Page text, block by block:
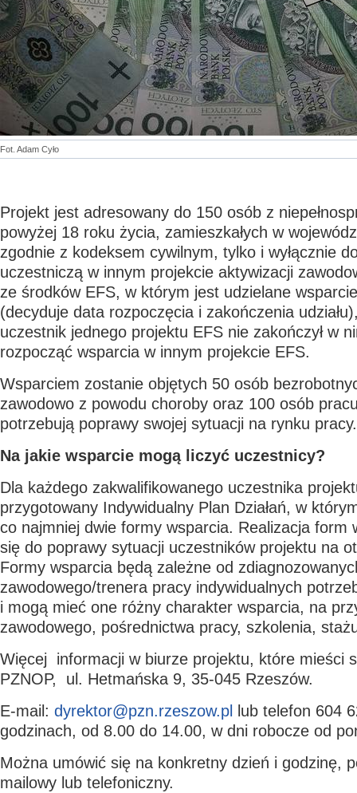
Fot. Adam Cyło
Projekt jest adresowany do 150 osób z
powyżej 18 roku życia, zamieszkałych w
zgodnie z kodeksem cywilnym, tylko i wyłącznie
uczestniczą w innym projekcie aktywizacji
ze środków EFS, w którym jest udzielane
(decyduje data rozpoczęcia i zakończenia
uczestnik jednego projektu EFS nie zakończył w
rozpocząć wsparcia w innym projekcie EFS.
Wsparciem zostanie objętych 50 osób
zawodowo z powodu choroby oraz 100 osób
potrzebują poprawy swojej sytuacji na rynku pracy.
Na jakie wsparcie mogą liczyć uczestnicy?
Dla każdego zakwalifikowanego uczestnika
przygotowany Indywidualny Plan Działań, w
co najmniej dwie formy wsparcia. Realizacja form
się do poprawy sytuacji uczestników projektu na
Formy wsparcia będą zależne od
zawodowego/trenera pracy indywidualnych
i mogą mieć one różny charakter wsparcia, na
zawodowego, pośrednictwa pracy, szkolenia,
Więcej informacji w biurze projektu, które mieści
PZNOP, ul. Hetmańska 9, 35-045 Rzeszów.
E-mail: dyrektor@pzn.rzeszow.pl
lub telefon 604
godzinach, od 8.00 do 14.00, w dni robocze od
Można umówić się na konkretny dzień i godzinę,
mailowy lub telefoniczny.